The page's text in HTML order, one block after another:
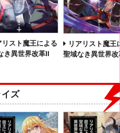
リスト魔王による
き異世界改革II
リアリスト魔王
聖域なき異世界改
ズ